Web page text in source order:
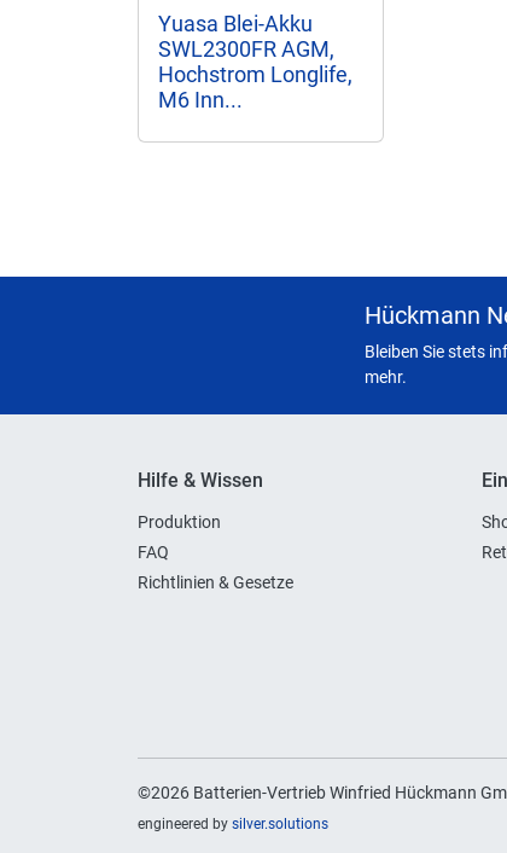
Yuasa Blei-Akku
SWL2300FR AGM,
Hochstrom Longlife,
M6 Inn...
Hückmann
Bleiben Sie stets
mehr.
Hilfe & Wissen
Produktion
FAQ
Richtlinien & Gesetze
©2026 Batterien-Vertrieb Winfried Hückmann
engineered by silver.solutions